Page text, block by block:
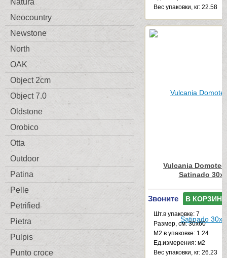
Natura
Neocountry
Newstone
North
OAK
Object 2cm
Object 7.0
Oldstone
Orobico
Otta
Outdoor
Patina
Pelle
Petrified
Pietra
Pulpis
Punto croce
Веc упаковки, кг: 22.58
Vulcania
Satinado
Звоните В КОРЗИНУ
Шт.в упаковке: 7
Размер, см: 30x60
М2 в упаковке: 1.24
Ед.измерения: м2
Веc упаковки, кг: 26.23